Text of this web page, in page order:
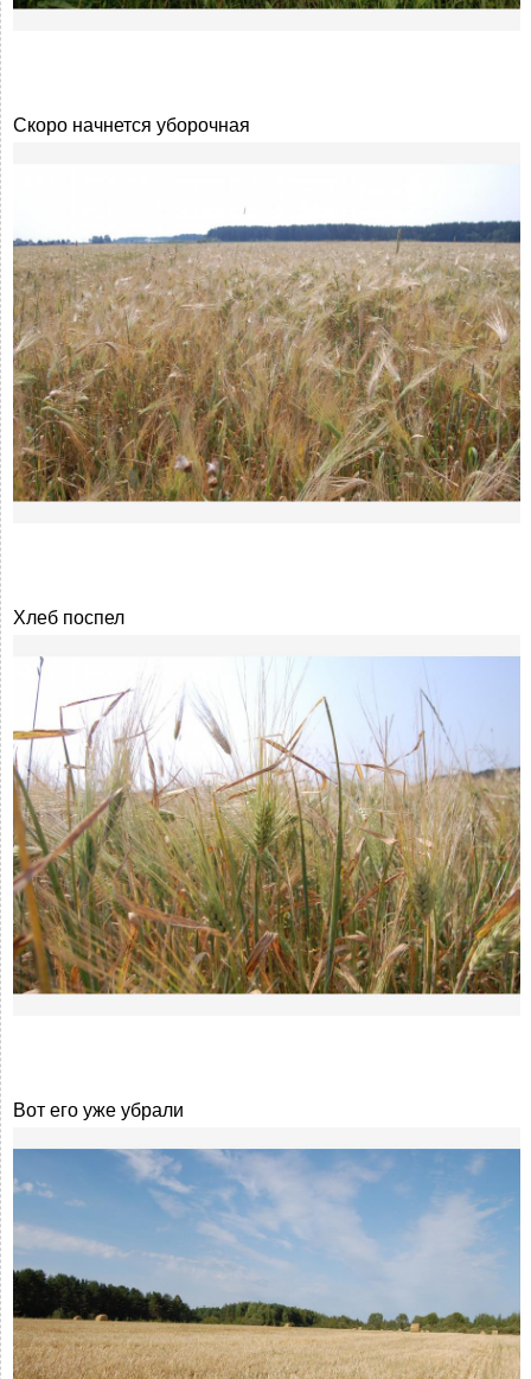
Скоро начнется уборочная
Хлеб поспел
Вот его уже убрали